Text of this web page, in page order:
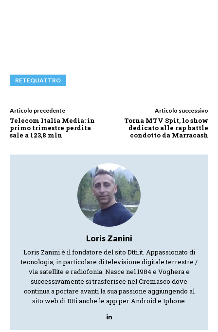
RETEQUATTRO
Articolo precedente
Telecom Italia Media: in
primo trimestre perdita
sale a 123,8 mln
Articolo successivo
Torna MTV Spit, lo show
dedicato alle rap battle
condotto da Marracash
Loris Zanini
Loris Zanini è il fondatore del sito Dtti.it. Appassionato di
tecnologia, in particolare di televisione digitale terrestre /
via satellite e radiofonia. Nasce nel 1984 e Voghera e
successivamente si trasferisce nel Cremasco dove
continua a portare avanti la sua passione aggiungendo al
sito web di Dtti anche le app per Android e Iphone.